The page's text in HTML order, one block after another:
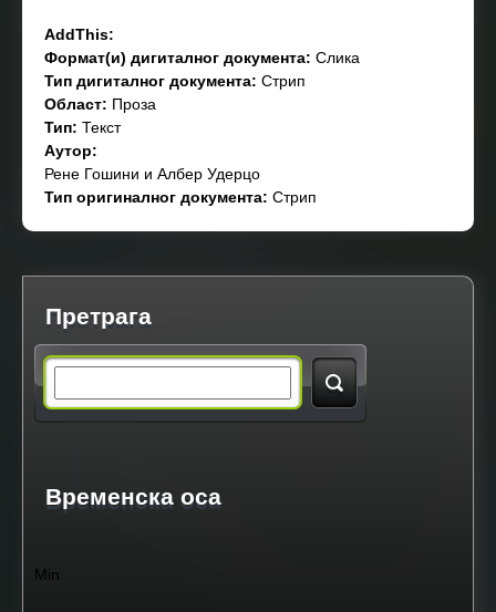
AddThis:
Формат(и) дигиталног документа: Слика
Тип дигиталног документа: Стрип
Област: Проза
Тип: Текст
Аутор:
Рене Гошини и Албер Удерцо
Тип оригиналног документа: Стрип
Претрага
a
Временска оса
Min